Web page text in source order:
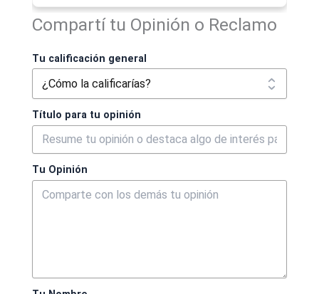
Compartí tu Opinión o Reclamo
Tu calificación general
Título para tu opinión
Tu Opinión